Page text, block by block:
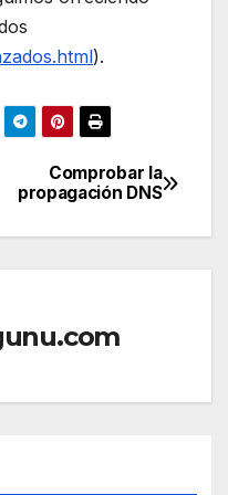
).
Comprobar la
propagación DNS